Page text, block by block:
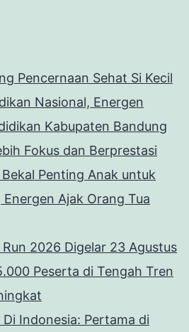
Pencernaan Sehat Si Kecil
Nasional, Energen
Kabupaten Bandung
Fokus dan Berprestasi
Penting Anak untuk
Energen Ajak Orang Tua
2026 Digelar 23 Agustus
Peserta di Tengah Tren
Indonesia: Pertama di